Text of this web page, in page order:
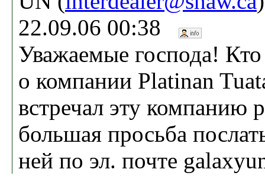
22.09.06 00:38
Уважаемые господа! Кто
о компании Platinan
встречал эту компанию
большая просьба
ней по эл. почте